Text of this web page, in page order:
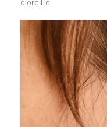
d’oreille